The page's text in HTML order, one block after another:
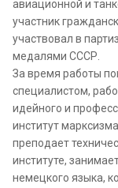
авиационной и
участник
участвовал в
медалями СССР.
За время работы
специалистом,
идейного и
институт
преподает
институте,
немецкого языка,